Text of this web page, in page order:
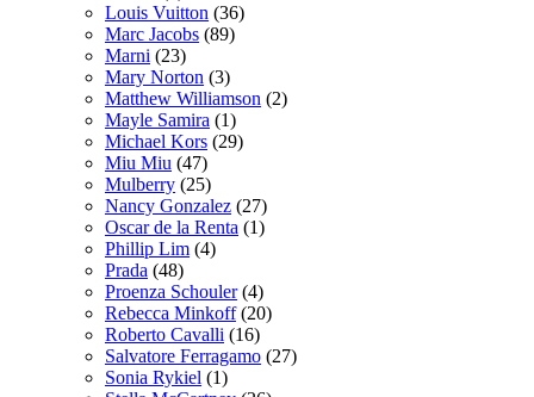
Louis Vuitton (36)
Marc Jacobs (89)
Marni (23)
Mary Norton (3)
Matthew Williamson (2)
Mayle Samira (1)
Michael Kors (29)
Miu Miu (47)
Mulberry (25)
Nancy Gonzalez (27)
Oscar de la Renta (1)
Phillip Lim (4)
Prada (48)
Proenza Schouler(4)
Rebecca Minkoff(20)
Roberto Cavalli (16)
Salvatore Ferragamo (27)
Sonia Rykiel (1)